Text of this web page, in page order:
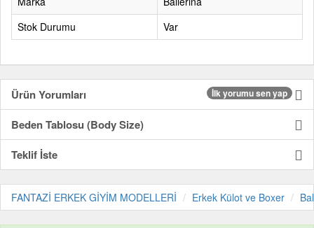
Stok Durumu
Var
Ürün Yorumları İlk yorumu sen yap
Beden Tablosu (Body Size)
Teklif İste
FANTAZİ ERKEK GİYİM MODELLERİ Erkek Külot ve Boxer